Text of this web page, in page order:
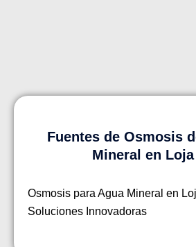
Fuentes de Osmosis
Mineral en Loja
Osmosis para Agua Mineral en
Soluciones Innovadoras